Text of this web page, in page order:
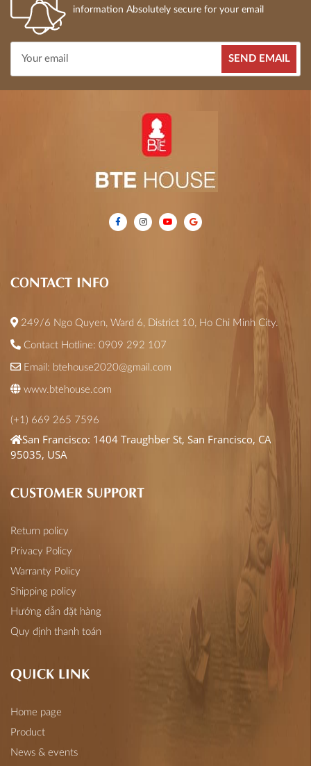
information Absolutely secure for your email
SEND EMAIL
CONTACT INFO
249/6 Ngo Quyen, Ward 6, District 10, Ho Chi Minh City.
Contact Hotline: 0909 292 107
Email: btehouse2020@gmail.com
www.btehouse.com
(+1) 669 265 7596
San Francisco: 1404 Traughber St, San Francisco, CA
95035, USA
CUSTOMER SUPPORT
Return policy
Privacy Policy
Warranty Policy
Shipping policy
Hướng dẫn đặt hàng
Quy định thanh toán
QUICK LINK
Home page
Product
News & events